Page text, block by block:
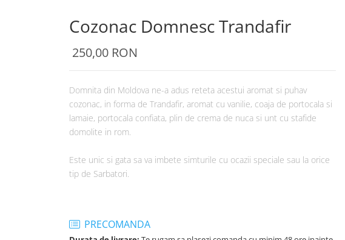
Cozonac Domnesc Trandafir
250,00 RON
Domnita din Moldova ne-a adus reteta acestui aromat si puhav
cozonac, in forma de Trandafir, aromat cu vanilie, coaja de portocala si
lamaie, portocala confiata, plin de crema de nuca si unt cu stafide
domolite in rom.
Este unic si gata sa va imbete simturile cu ocazii speciale sau la orice
tip de Sarbatori.
PRECOMANDA